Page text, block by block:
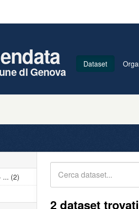
di Genova
Dataset
2 dataset trovati
... (2)